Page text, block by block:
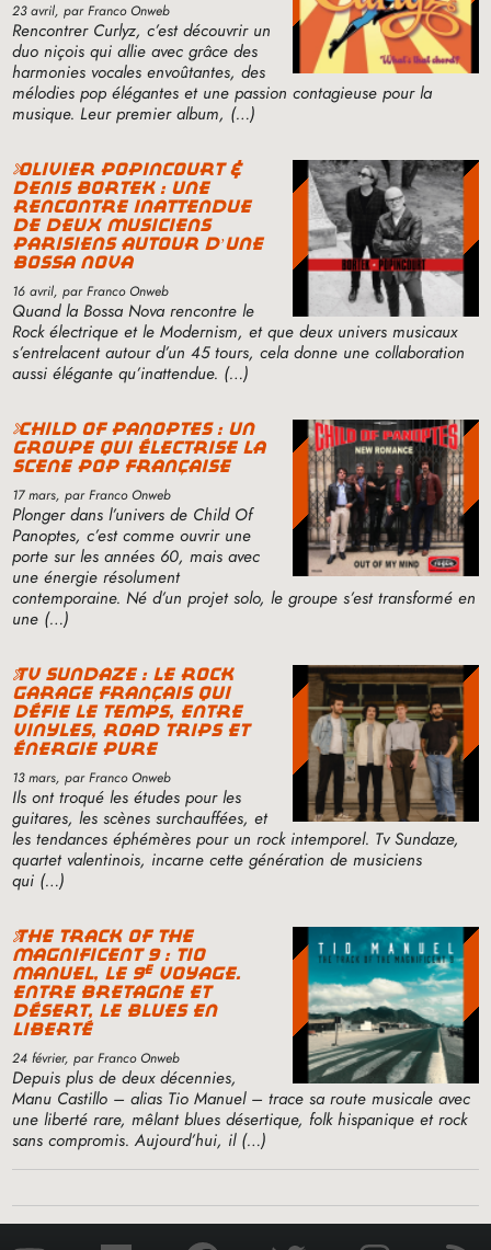
23 avril, par Franco Onweb
Rencontrer Curlyz, c’est découvrir un
duo niçois qui allie avec grâce des
harmonies vocales envoûtantes, des
mélodies pop élégantes et une passion contagieuse pour la
musique. Leur premier album, (…)
olivier popincourt &
denis bortek : une
rencontre inattendue
de deux musiciens
parisiens autour d’une
bossa nova
16 avril, par Franco Onweb
Quand la Bossa Nova rencontre le
Rock électrique et le Modernism, et que deux univers musicaux
s’entrelacent autour d’un 45 tours, cela donne une collaboration
aussi élégante qu’inattendue. (…)
child of panoptes : un
groupe qui électrise la
scène pop française
17 mars, par Franco Onweb
Plonger dans l’univers de Child Of
Panoptes, c’est comme ouvrir une
porte sur les années 60, mais avec
une énergie résolument
contemporaine. Né d’un projet solo, le groupe s’est transformé en
une (…)
tv sundaze : le rock
garage français qui
défie le temps, entre
vinyles, road trips et
énergie pure
13 mars, par Franco Onweb
Ils ont troqué les études pour les
guitares, les scènes surchauffées, et
les tendances éphémères pour un rock intemporel. Tv Sundaze,
quartet valentinois, incarne cette génération de musiciens
qui (…)
the track of the
magnificent 9 : tio
manuel, le 9evoyage.
entre bretagne et
désert, le blues en
liberté
24 février, par Franco Onweb
Depuis plus de deux décennies,
Manu Castillo – alias Tio Manuel – trace sa route musicale avec
une liberté rare, mêlant blues désertique, folk hispanique et rock
sans compromis. Aujourd’hui, il (…)